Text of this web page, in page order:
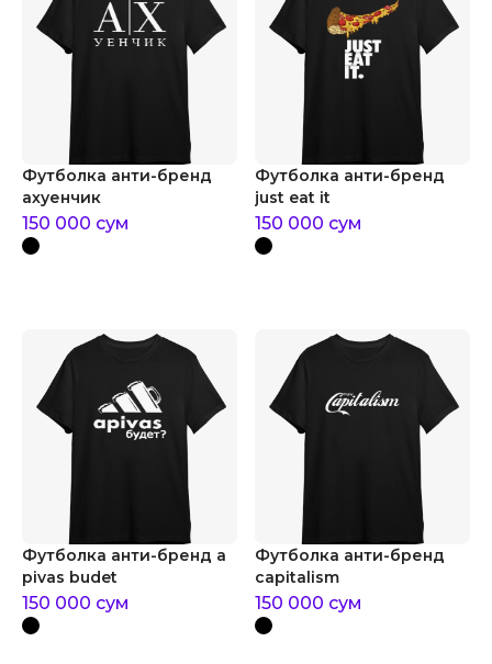
Футболка анти-бренд
ахуенчик
150 000 сум
Футболка анти-бренд
just eat it
150 000 сум
Футболка анти-бренд a
pivas budet
150 000 сум
Футболка анти-бренд
capitalism
150 000 сум